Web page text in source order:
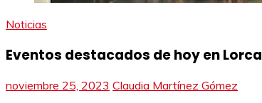
Noticias
Eventos destacados de hoy en Lorca
noviembre 25, 2023 Claudia Martínez Gómez